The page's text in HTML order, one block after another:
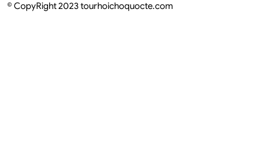
© CopyRight 2023 tourhoichoquocte.com